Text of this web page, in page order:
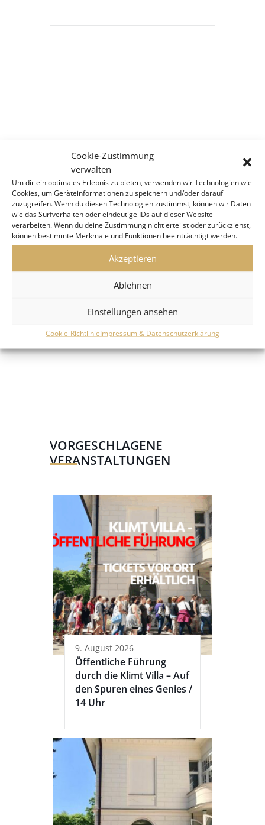
Cookie-Zustimmung
verwalten
Um dir ein optimales Erlebnis zu bieten, verwenden wir Technologien wie
Cookies, um Geräteinformationen zu speichern und/oder darauf
zuzugreifen. Wenn du diesen Technologien zustimmst, können wir Daten
wie das Surfverhalten oder eindeutige IDs auf dieser Website
verarbeiten. Wenn du deine Zustimmung nicht erteilst oder zurückziehst,
können bestimmte Merkmale und Funktionen beeinträchtigt werden.
Akzeptieren
Ablehnen
Einstellungen ansehen
Cookie-RichtlinieImpressum & Datenschutzerklärung
VORGESCHLAGENE
VERANSTALTUNGEN
9. August 2026
Öffentliche Führung
durch die Klimt Villa – Auf
den Spuren eines Genies /
14 Uhr